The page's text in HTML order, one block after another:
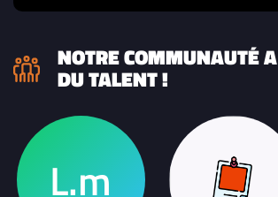
NOTRE COMMUNAUTÉ A
DU TALENT !